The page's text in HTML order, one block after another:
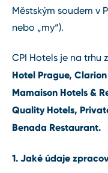
Městským soudem v
nebo „my“).
CPI Hotels je na trhu
Hotel Prague,
Mamaison Hotels &
Quality Hotels,
Benada Restaurant.
1. Jaké údaje